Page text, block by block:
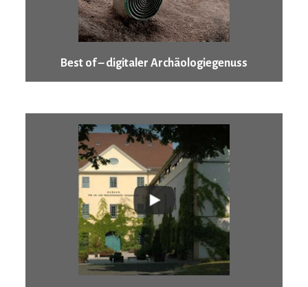
Best of – digitaler Archäologiegenuss